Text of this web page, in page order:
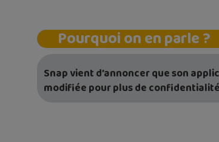
Pourquoi on en parle ?
Snap vient d’annoncer que son
modifiée pour plus de